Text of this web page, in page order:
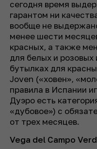
сегодня время
гарантом ни
вообще не
менее шести
красных, а также
для белых и
бутылках для
Joven («ховен»,
правила в Испании
Дуэро есть
«дубовое») с
от трех месяцев.
Vega del Campo